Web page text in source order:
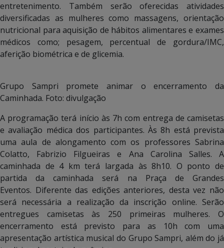
entretenimento. Também serão oferecidas atividades
diversificadas as mulheres como massagens, orientação
nutricional para aquisição de hábitos alimentares e exames
médicos como; pesagem, percentual de gordura/IMC,
aferição biométrica e de glicemia.
Grupo Sampri promete animar o encerramento da
Caminhada. Foto: divulgação
A programação terá início às 7h com entrega de camisetas
e avaliação médica dos participantes. Às 8h está prevista
uma aula de alongamento com os professores Sabrina
Colatto, Fabrizio Filgueiras e Ana Carolina Salles. A
caminhada de 4 km terá largada às 8h10. O ponto de
partida da caminhada será na Praça de Grandes
Eventos. Diferente das edições anteriores, desta vez não
será necessária a realização da inscrição online. Serão
entregues camisetas às 250 primeiras mulheres. O
encerramento está previsto para as 10h com uma
apresentação artística musical do Grupo Sampri, além do já